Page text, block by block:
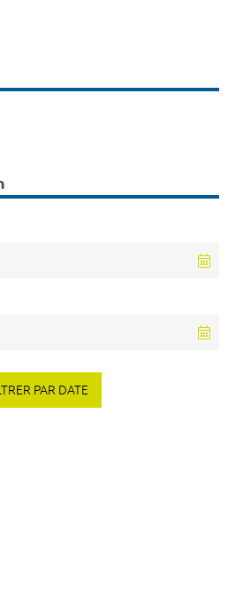
PAR DATE